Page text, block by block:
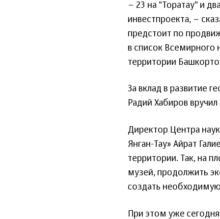
– 23 на “Торатау” и
инвестпроекта, –
предстоит по
в список Всемирного
территории
За вклад в развитие
Радий Хабиров
Директор Центра
Янган-Тау» Айрат
территории. Так, на
музей, продолжить
создать
При этом уже